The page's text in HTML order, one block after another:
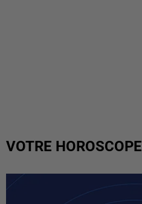
VOTRE HOROSCOPE